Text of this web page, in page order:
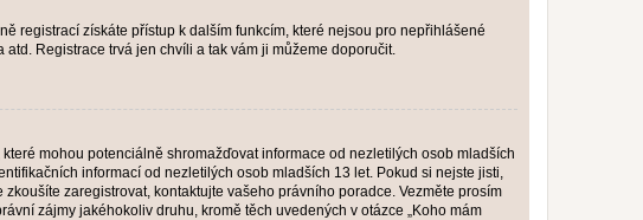
registrací získáte přístup k dalším funkcím, které nejsou pro nepřihlášené
Registrace trvá jen chvíli a tak vám ji můžeme doporučit.
mohou potenciálně shromažďovat informace od nezletilých osob mladších
informací od nezletilých osob mladších 13 let. Pokud si nejste jisti,
zaregistrovat, kontaktujte vašeho právního poradce. Vezměte prosím
zájmy jakéhokoliv druhu, kromě těch uvedených v otázce „Koho mám